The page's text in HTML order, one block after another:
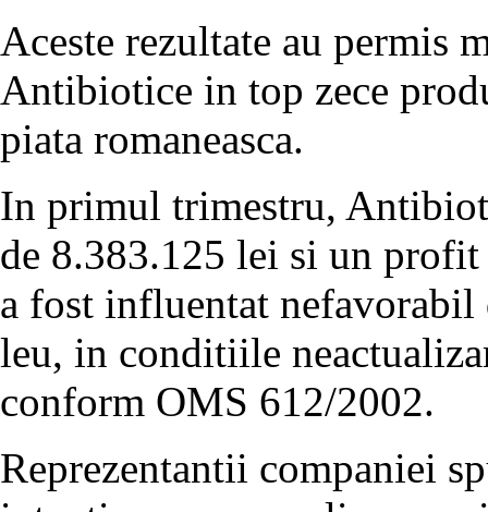
Aceste rezultate au permis
Antibiotice in top zece
piata romaneasca.
In primul trimestru,
de 8.383.125 lei si un
a fost influentat nefavorabil
leu, in conditiile
conform OMS 612/2002.
Reprezentantii companiei